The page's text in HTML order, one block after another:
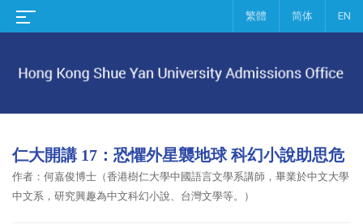
繁體 简体 EN
仁大開講 17：恐懼外星襲地球 科幻小說助思危
作者：何嘉俊博士（香港樹仁大學中國語言文學系講師，畢業於中文大學
中文系，研究興趣為中文科幻小說、台灣文學等。
）